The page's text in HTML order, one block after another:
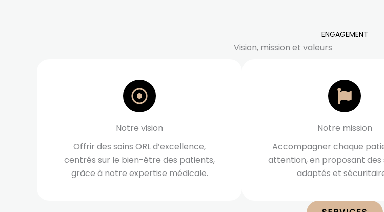
ENGAGEMENT
Vision, mission et valeurs
Notre vision
Offrir des soins ORL d’excellence,
centrés sur le bien-être des patients,
grâce à notre expertise médicale.
Notre mission
Accompagner chaque
attention, en proposant des
adaptés et